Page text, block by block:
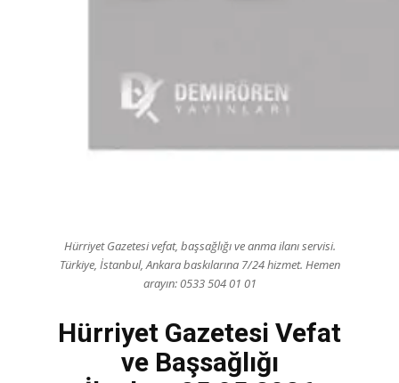
Hürriyet Gazetesi vefat, başsağlığı ve anma ilanı servisi.
Türkiye, İstanbul, Ankara baskılarına 7/24 hizmet. Hemen
arayın: 0533 504 01 01
Hürriyet Gazetesi Vefat
ve Başsağlığı